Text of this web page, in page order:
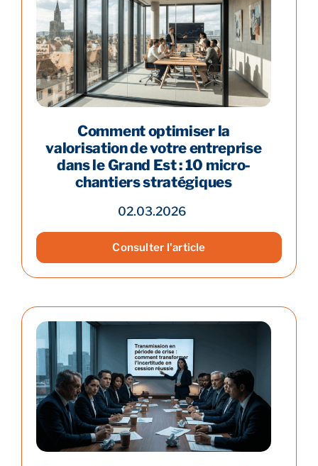
Comment optimiser la
valorisation de votre entreprise
dans le Grand Est : 10 micro-
chantiers stratégiques
02.03.2026
Consulter l'article